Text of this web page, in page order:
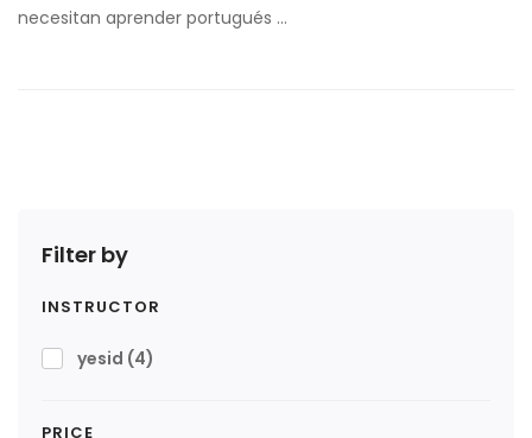
Filter by
INSTRUCTOR
yesid (4)
PRICE
necesitan aprender portugués …